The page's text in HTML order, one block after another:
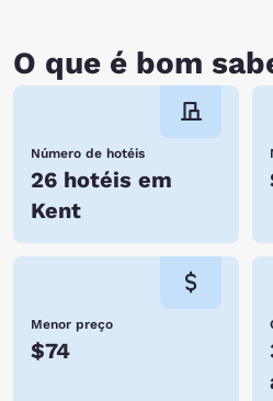
O que é bom
Número de hotéis
26 hotéis em
Kent
Menor preço
$74